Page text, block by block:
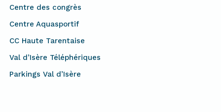
Centre des congrès
Centre Aquasportif
CC Haute Tarentaise
Val d’Isère Téléphériques
Parkings Val d’Isère